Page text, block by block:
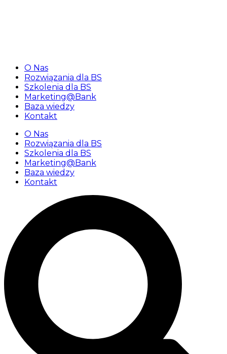
O Nas
Rozwiązania dla BS
Szkolenia dla BS
Marketing@Bank
Baza wiedzy
Kontakt
O Nas
Rozwiązania dla BS
Szkolenia dla BS
Marketing@Bank
Baza wiedzy
Kontakt